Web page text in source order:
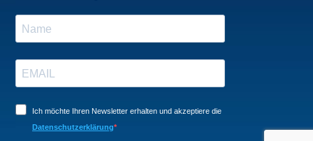
Ich möchte Ihren Newsletter erhalten und akzeptiere die
Datenschutzerklärung